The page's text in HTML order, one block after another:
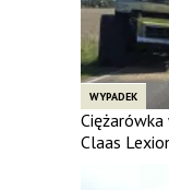
WYPADEK
Claas